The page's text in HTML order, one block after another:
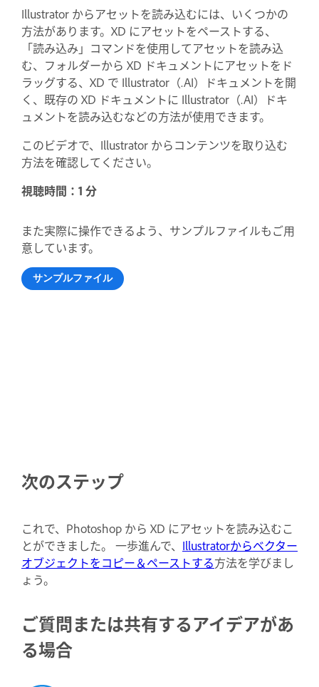
Illustrator からアセットを読み込むには、いくつかの
方法があります。XD にアセットをペーストする、
「読み込み」コマンドを使用してアセットを読み込
む、フォルダーから XD ドキュメントにアセットをド
ラッグする、XD で Illustrator（.AI）ドキュメントを開
く、既存の XD ドキュメントに Illustrator（.AI）ドキ
ュメントを読み込むなどの方法が使用できます。
このビデオで、Illustrator からコンテンツを取り込む
方法を確認してください。
視聴時間：1 分
また実際に操作できるよう、サンプルファイルもご用
意しています。
サンプルファイル
次のステップ
これで、Photoshop から XD にアセットを読み込むこ
とができました。 一歩進んで、 Illustratorからベクター
オブジェクトをコピー＆ペーストする方法を学びまし
ょう。
ご質問または共有するアイデアがあ
る場合